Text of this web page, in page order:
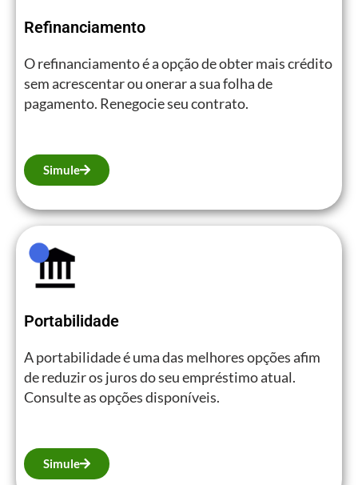
Refinanciamento
O refinanciamento é a opção de obter mais crédito
sem acrescentar ou onerar a sua folha de
pagamento. Renegocie seu contrato.
Simule
Portabilidade
A portabilidade é uma das melhores opções afim
de reduzir os juros do seu empréstimo atual.
Consulte as opções disponíveis.
Simule